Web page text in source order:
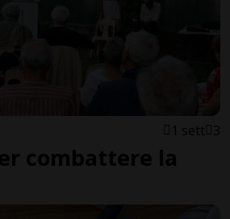
1 sett 3
combattere la